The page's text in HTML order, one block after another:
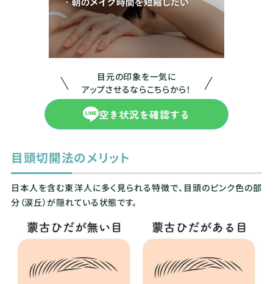
目元の印象を一気に
アップさせるならこちらから！
空き状況を確認する
目頭切開法のメリット
日本人を含む東洋人に多く見られる特徴で、目頭のピンク色の部
分（涙丘）が隠れている状態です。